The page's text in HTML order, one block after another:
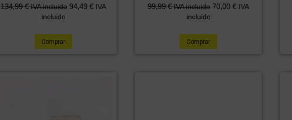
134,99€ IVA incluido 94,49 € IVA
incluido
Comprar
99,99€ IVA incluido 70,00 € IVA
incluido
Comprar